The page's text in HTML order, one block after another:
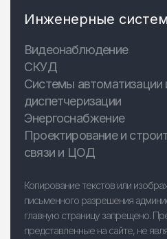
Инженерные
Видеонаблюдение
СКУД
Системы автоматизации
диспетчеризации
Энергоснабжение
Проектирование и
связи и ЦОД
Копирование текстов или
письменного разрешения
главную страницу запрещено.
представленные на сайте, не